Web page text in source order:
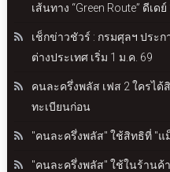
เส้นทาง “Green Route” ดีเดย์
เช็กข่าวชัวร์ : กรมศุลฯ ประ
ต่างประเทศ เริ่ม 1 ม.ค. 69
คนละครึ่งพลัส เฟส 2 ใครได้
ทะเบียนก่อน
"คนละครึ่งพลัส" ใช้สิทธิที่ "แ
"คนละครึ่งพลัส" ใช้ในร้านค้